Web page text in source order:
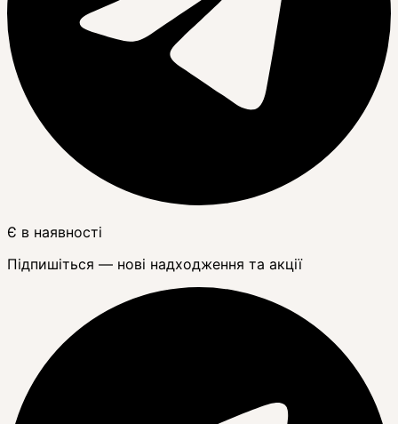
Є в наявності
Підпишіться — нові надходження та акції